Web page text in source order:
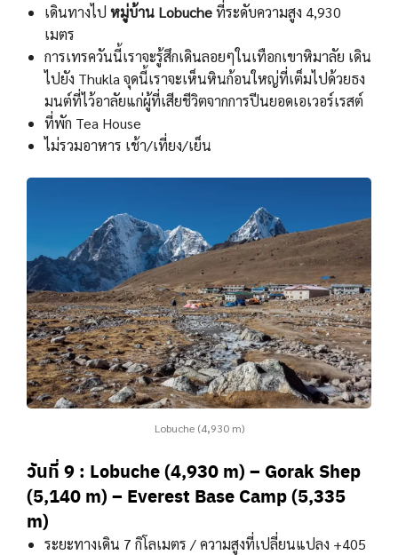
เดินทางไป หมู่บ้าน Lobucheที่ระดับความสูง 4,930
เมตร
การเทรควันนี้เราจะรู้สึกเดินลอยๆในเทือกเขาหิมาลัย เดิน
ไปยัง Thukla จุดนี้เราจะเห็นหินก้อนใหญ่ที่เต็มไปด้วยธง
มนต์ที่ไว้อาลัยแก่ผู้ที่เสียชีวิตจากการปีนยอดเอเวอร์เรสต์
ที่พัก Tea House
ไม่รวมอาหาร เช้า/เที่ยง/เย็น
Lobuche (4,930 m)
วันที่ 9 : Lobuche (4,930 m) – Gorak Shep
(5,140 m) – Everest Base Camp (5,335
m)
ระยะทางเดิน 7 กิโลเมตร / ความสูงที่เปลี่ยนแปลง +405